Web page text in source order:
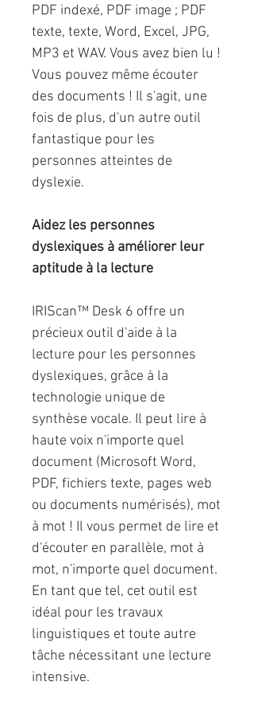
PDF indexé, PDF image ; PDF
texte, texte, Word, Excel, JPG,
MP3 et WAV. Vous avez bien lu !
Vous pouvez même écouter
des documents ! Il s'agit, une
fois de plus, d'un autre outil
fantastique pour les
personnes atteintes de
dyslexie.
Aidez les personnes
dyslexiques à améliorer leur
aptitude à la lecture
IRIScan™ Desk 6 offre un
précieux outil d'aide à la
lecture pour les personnes
dyslexiques, grâce à la
technologie unique de
synthèse vocale. Il peut lire à
haute voix n'importe quel
document (Microsoft Word,
PDF, fichiers texte, pages web
ou documents numérisés), mot
à mot ! Il vous permet de lire et
d'écouter en parallèle, mot à
mot, n'importe quel document.
En tant que tel, cet outil est
idéal pour les travaux
linguistiques et toute autre
tâche nécessitant une lecture
intensive.